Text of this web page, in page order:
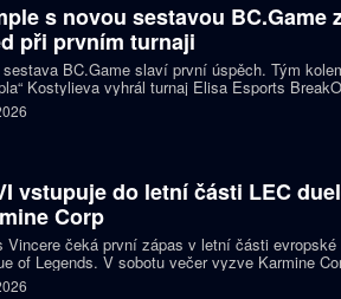
s novou sestavou BC.Game
při prvním turnaji
sestava BC.Game slaví první úspěch. Tým
Kostylieva vyhrál turnaj Elisa Esports
finále porazil ENCE 2:0. Rozhodující mapa
v němž ukrajinská hvězda předvedla
vstupuje do letní části LEC
Corp
Vincere čeká první zápas v letní části evropské
of Legends. V sobotu večer vyzve Karmine
předchozích vzájemných sériích nestačil. Oba